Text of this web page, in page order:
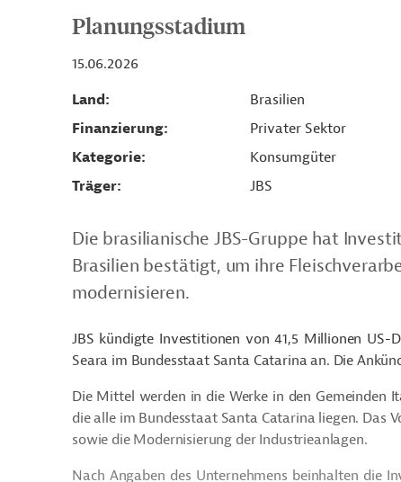
Planungsstadium
15.06.2026
Land
Brasilien
Finanzierung
Privater Sektor
Kategorie
Konsumgüter
Träger
JBS
Die brasilianische JBS-Gruppe hat
Brasilien bestätigt, um ihre
modernisieren.
JBS kündigte Investitionen von 41,5 Millionen
Seara im Bundesstaat Santa Catarina an. Die
Die Mittel werden in die Werke in den Gemeinden
die alle im Bundesstaat Santa Catarina liegen. Das
sowie die Modernisierung der Industrieanlagen.
Nach Angaben des Unternehmens beinhalten die